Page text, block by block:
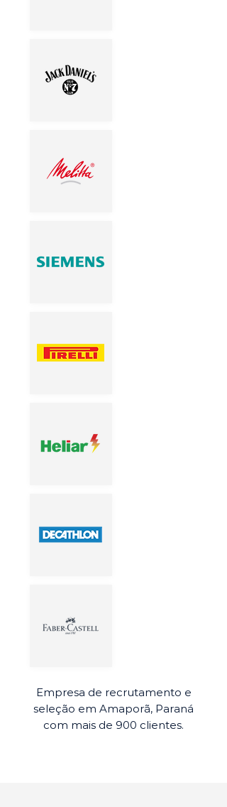
Empresa de recrutamento e
seleção em Amaporã, Paraná
com mais de 900 clientes.